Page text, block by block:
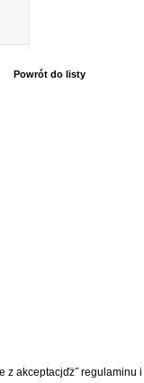
Powrót do listy
z akceptacjďż˝regulaminu i